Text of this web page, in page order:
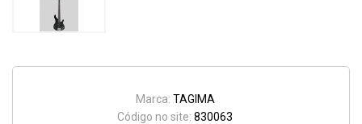
Marca: TAGIMA
Código no site: 830063